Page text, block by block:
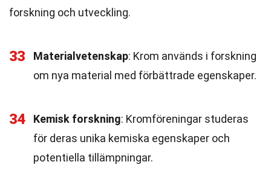
forskning och utveckling.
33 Materialvetenskap: Krom används i forskning
om nya material med förbättrade egenskaper.
34 Kemisk forskning: Kromföreningar studeras
för deras unika kemiska egenskaper och
potentiella tillämpningar.